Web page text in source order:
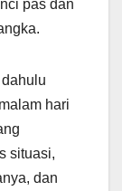
pas dan
hari
situasi,
dan